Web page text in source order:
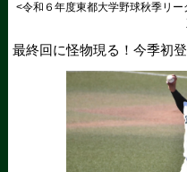
<令和６年度東都大学野球秋季リ
最終回に怪物現る！今季初